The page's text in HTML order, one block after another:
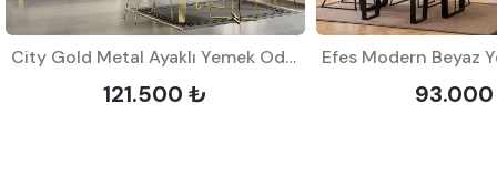
City Gold Metal Ayaklı Yemek Odası Takımı
121.500 ₺